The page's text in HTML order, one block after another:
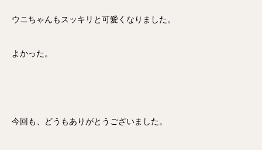
ウニちゃんもスッキリと可愛くなりました。
よかった。
今回も、どうもありがとうございました。